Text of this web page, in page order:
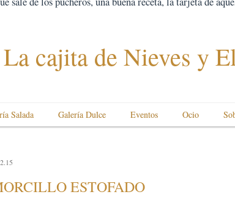
La cajita de Nieves y
Salada Galería Dulce Eventos Ocio
ESTOFADO